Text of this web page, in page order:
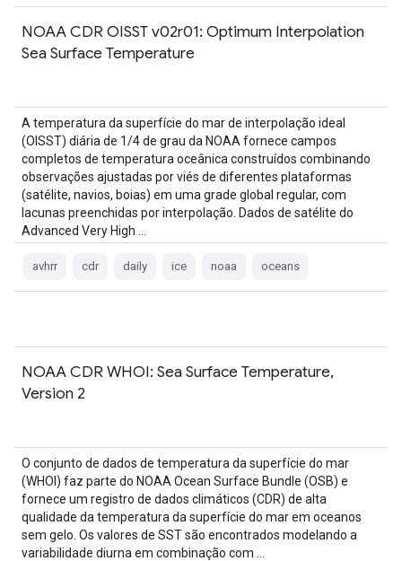
NOAA CDR OISST v02r01: Optimum Interpolation
Sea Surface Temperature
A temperatura da superfície do mar de interpolação ideal
(OISST) diária de 1/4 de grau da NOAA fornece campos
completos de temperatura oceânica construídos combinando
observações ajustadas por viés de diferentes plataformas
(satélite, navios, boias) em uma grade global regular, com
lacunas preenchidas por interpolação. Dados de satélite do
Advanced Very High …
avhrr cdr daily ice noaa oceans
NOAA CDR WHOI: Sea Surface Temperature,
Version 2
O conjunto de dados de temperatura da superfície do mar
(WHOI) faz parte do NOAA Ocean Surface Bundle (OSB) e
fornece um registro de dados climáticos (CDR) de alta
qualidade da temperatura da superfície do mar em oceanos
sem gelo. Os valores de SST são encontrados modelando a
variabilidade diurna em combinação com …